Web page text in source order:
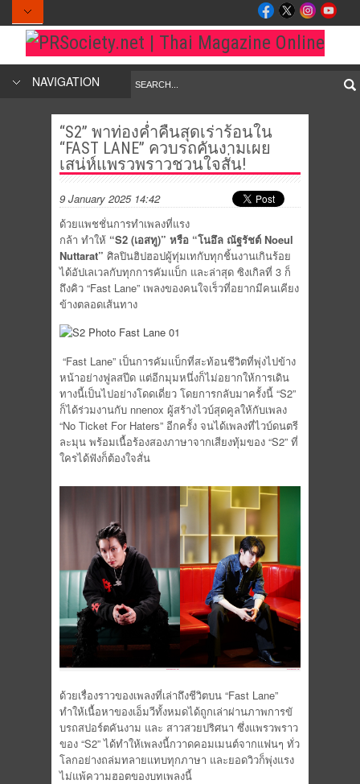
NAVIGATION
“S2” พาท่องค่ำคืนสุดเร่าร้อนใน
“FAST LANE” ควบรถคันงามเผย
เสน่ห์แพรวพราวชวนใจสั่น!
9 January 2025 14:42
ด้วยแพชชั่นการทำเพลงที่แรง
กล้า ทำให้ “S2 (เอสทู)” หรือ “โนอึล ณัฐรัชต์ Noeul
Nuttarat” ศิลปินฮิปฮอปผู้ทุ่มเทกับทุกชิ้นงานเกินร้อย
ได้อัปเลเวลกับทุกการคัมแบ็ก และล่าสุด ซิงเกิลที่ 3 ก็
ถึงคิว “Fast Lane” เพลงของคนใจเร็วที่อยากมีคนเคียง
ข้างตลอดเส้นทาง
“Fast Lane” เป็นการคัมแบ็กที่สะท้อนชีวิตที่พุ่งไปข้าง
หน้าอย่างฟูลสปีด แต่อีกมุมหนึ่งก็ไม่อยากให้การเดิน
ทางนี้เป็นไปอย่างโดดเดี่ยว โดยการกลับมาครั้งนี้ “S2”
ก็ได้ร่วมงานกับ nnenox ผู้สร้างไวบ์สุดคูลให้กับเพลง
“No Ticket For Haters” อีกครั้ง จนได้เพลงที่ไวบ์ดนตรี
ละมุน พร้อมเนื้อร้องสองภาษาจากเสียงทุ้มของ “S2” ที่
ใครได้ฟังก็ต้องใจสั่น
ด้วยเรื่องราวของเพลงที่เล่าถึงชีวิตบน “Fast Lane”
ทำให้เนื้อหาของเอ็มวีทั้งหมดได้ถูกเล่าผ่านภาพการขั
บรถสปอร์ตคันงาม และ สาวสวยปริศนา ซึ่งแพรวพราว
ของ “S2” ได้ทำให้เพลงนี้กวาดคอมเมนต์จากแฟนๆ ทั่ว
โลกอย่างถล่มทลายแทบทุกภาษา และยอดวิวก็พุ่งแรง
ไม่แพ้ความฮอตของบทเพลงนี้